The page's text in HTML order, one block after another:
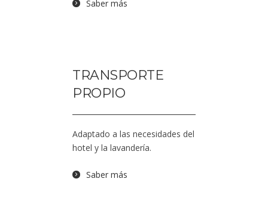
Saber más
TRANSPORTE
PROPIO
Adaptado a las necesidades del
hotel y la lavandería.
Saber más